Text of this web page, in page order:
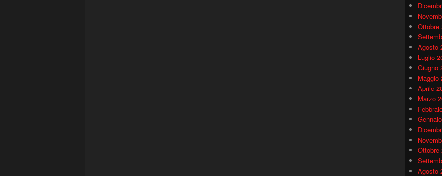
Ottobre
Agosto
Luglio
Giugno
Maggio
Aprile
Marzo
Ottobre
Agosto